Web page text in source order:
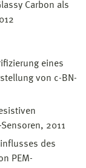
Carbon als
eines
von c-BN-
2011
des
PEM-